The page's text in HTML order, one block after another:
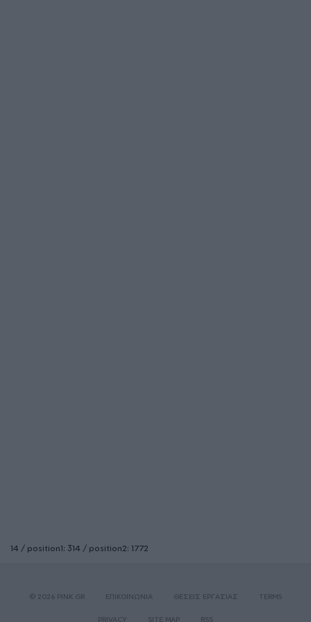
14 / position1: 314 / position2: 1772
© 2026 PINK.GR ΕΠΙΚΟΙΝΩΝΙΑ ΘΕΣΕΙΣ ΕΡΓΑΣΙΑΣ TERMS
PRIVACY SITE MAP RSS